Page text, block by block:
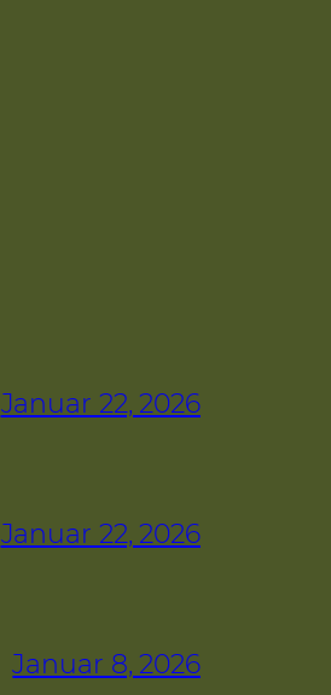
Januar 22, 2026
Januar 22, 2026
Januar 8, 2026